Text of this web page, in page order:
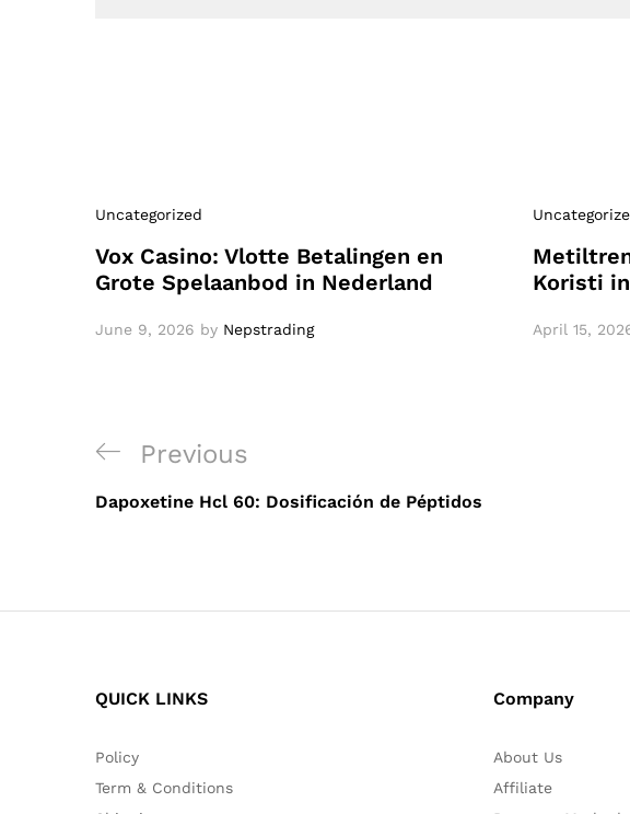
Uncategorized
Vox Casino: Vlotte Betalingen en
Grote Spelaanbod in Nederland
June 9, 2026 by Nepstrading
Koristi
April 15,
Post
navigation
Previous
Post
Previous
Dapoxetine Hcl 60: Dosificación de Péptidos
QUICK LINKS
Policy
Term & Conditions
Company
About Us
Affiliate